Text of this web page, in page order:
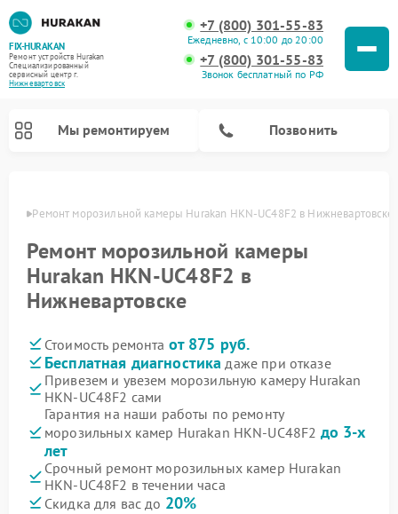
FIX-HURAKAN
Ремонт устройств Hurakan
Специализированный
cервисный центр г.
Нижневартовск
+7 (800) 301-55-83
Ежедневно, с 10:00 до 20:00
+7 (800) 301-55-83
Звонок бесплатный по РФ
Мы ремонтируем Позвонить
Ремонт морозильной камеры Hurakan HKN-UC48F2 в Нижневартовске
Ремонт морозильной камеры
Hurakan HKN-UC48F2 в
Нижневартовске
Стоимость ремонта от 875 руб.
Бесплатная диагностика даже при отказе
Привезем и увезем морозильную камеру Hurakan
HKN-UC48F2 сами
Гарантия на наши работы по ремонту
морозильных камер Hurakan HKN-UC48F2 до 3-х
лет
Срочный ремонт морозильных камер Hurakan
HKN-UC48F2 в течении часа
Скидка для вас до 20%